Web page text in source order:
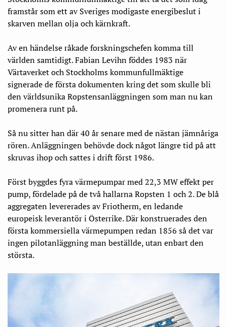
framstår som ett av Sveriges modigaste energibeslut i
skarven mellan olja och kärnkraft.
Av en händelse råkade forskningschefen komma till
världen samtidigt. Fabian Levihn föddes 1983 när
Värtaverket och Stockholms kommunfullmäktige
signerade de första dokumenten kring det som skulle bli
den världsunika Ropstensanläggningen som man nu kan
promenera runt på.
Så nu sitter han där 40 år senare med de nästan jämnåriga
rören. Anläggningen behövde dock något längre tid på att
skruvas ihop och sattes i drift först 1986.
Först byggdes fyra värmepumpar med 22,3 MW effekt per
pump, fördelade på de två hallarna Ropsten 1 och 2. De blå
aggregaten levererades av Friotherm, en ledande
europeisk leverantör i Österrike. Där konstruerades den
första kommersiella värmepumpen redan 1856 så det var
ingen pilotanläggning man beställde, utan enbart den
största.